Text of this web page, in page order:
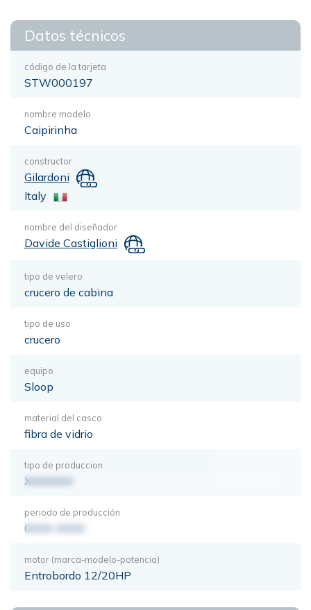
Datos técnicos
código de la tarjeta
STW000197
nombre modelo
Caipirinha
constructor
Gilardoni
Italy
nombre del diseñador
Davide Castiglioni
tipo de velero
crucero de cabina
tipo de uso
crucero
equipo
Sloop
material del casco
fibra de vidrio
tipo de produccion
XXXXXXX
periodo de producción
0000-0000
motor (marca-modelo-potencia)
Entrobordo 12/20HP